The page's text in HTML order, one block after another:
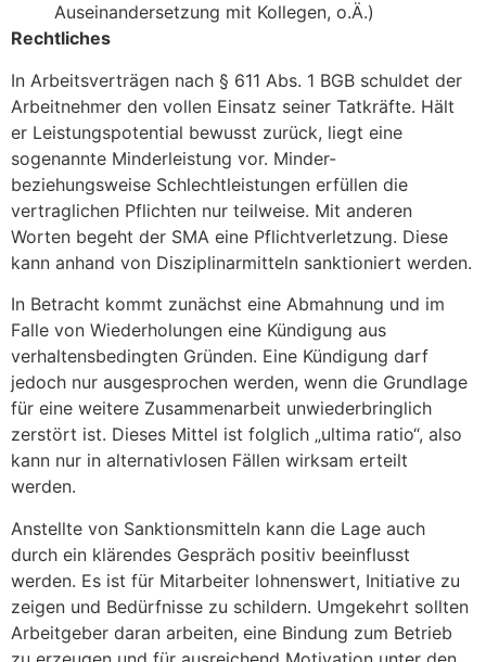
Auseinandersetzung mit Kollegen, o.Ä.)
Rechtliches
In Arbeitsverträgen nach § 611 Abs. 1 BGB schuldet der
Arbeitnehmer den vollen Einsatz seiner Tatkräfte. Hält
er Leistungspotential bewusst zurück, liegt eine
sogenannte Minderleistung vor. Minder-
beziehungsweise Schlechtleistungen erfüllen die
vertraglichen Pflichten nur teilweise. Mit anderen
Worten begeht der SMA eine Pflichtverletzung. Diese
kann anhand von Disziplinarmitteln sanktioniert werden.
In Betracht kommt zunächst eine Abmahnung und im
Falle von Wiederholungen eine Kündigung aus
verhaltensbedingten Gründen. Eine Kündigung darf
jedoch nur ausgesprochen werden, wenn die Grundlage
für eine weitere Zusammenarbeit unwiederbringlich
zerstört ist. Dieses Mittel ist folglich „ultima ratio“, also
kann nur in alternativlosen Fällen wirksam erteilt
werden.
Anstellte von Sanktionsmitteln kann die Lage auch
durch ein klärendes Gespräch positiv beeinflusst
werden. Es ist für Mitarbeiter lohnenswert, Initiative zu
zeigen und Bedürfnisse zu schildern. Umgekehrt sollten
Arbeitgeber daran arbeiten, eine Bindung zum Betrieb